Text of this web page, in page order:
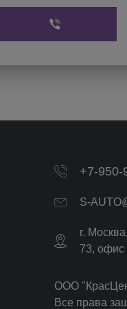
+7-950-
S-
г. Москва,
73, офис
ООО
Все права